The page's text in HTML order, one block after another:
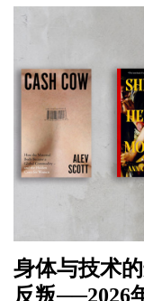
身体与技术
反叛──2026